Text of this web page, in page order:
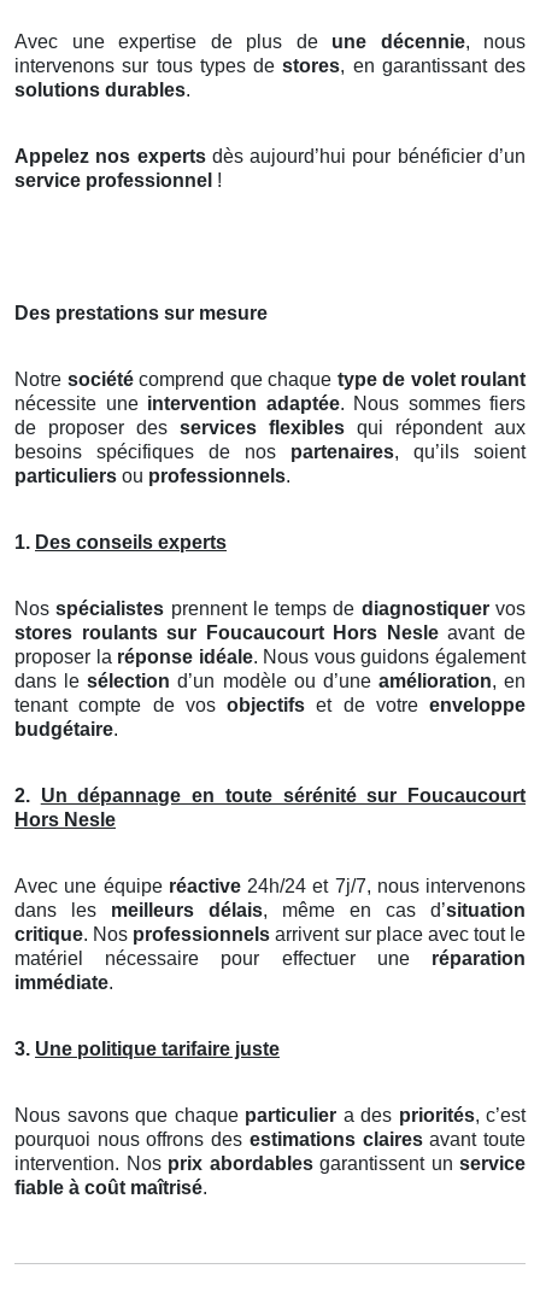
Avec une expertise de plus de une décennie, nous
intervenons sur tous types destores, en garantissant des
solutions durables.
Appelez nos expertsdès aujourd’hui pour bénéficier d’un
service professionnel !
Des prestations sur mesure
Notre sociétécomprend que chaque type de volet roulant
nécessite une intervention adaptée. Nous sommes fiers
de proposer des services flexibles qui répondent aux
besoins spécifiques de nos partenaires, qu’ils soient
particuliers ou professionnels.
1. Des conseils experts
Nosspécialistes prennent le temps de diagnostiquervos
stores roulants sur Foucaucourt Hors Nesleavant de
proposer la réponse idéale. Nous vous guidons également
dans lesélection d’un modèle ou d’une amélioration, en
tenant compte de vos objectifs et de votre enveloppe
budgétaire.
2. Un dépannage en toute sérénité sur Foucaucourt
Hors Nesle
Avec une équipe réactive24h/24 et 7j/7, nous intervenons
dans les meilleurs délais, même en cas d’situation
critique. Nos professionnels arrivent sur place avec tout le
matériel nécessaire pour effectuer une réparation
immédiate.
3. Une politique tarifaire juste
Nous savons que chaque particulier a des priorités, c’est
pourquoi nous offrons des estimations clairesavant toute
intervention. Nos prix abordablesgarantissent un service
fiable à coût maîtrisé.